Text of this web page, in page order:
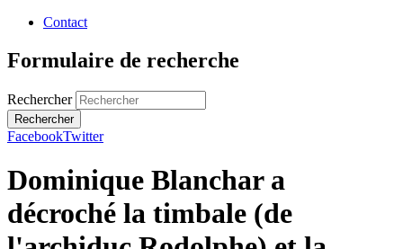
Contact
Formulaire de recherche
Rechercher
FacebookTwitter
Dominique Blanchar a
décroché la timbale (de